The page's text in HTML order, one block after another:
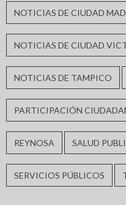
NOTICIAS DE CIUDAD
NOTICIAS DE CIUDAD
NOTICIAS DE TAMPICO
PARTICIPACIÓN
REYNOSA SALUD
SERVICIOS PÚBLICOS